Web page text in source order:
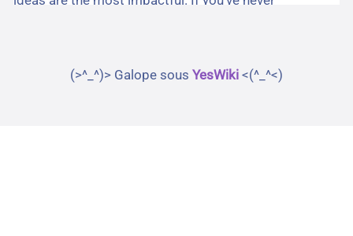
(>^_^)> Galope sous YesWiki <(^_^<)